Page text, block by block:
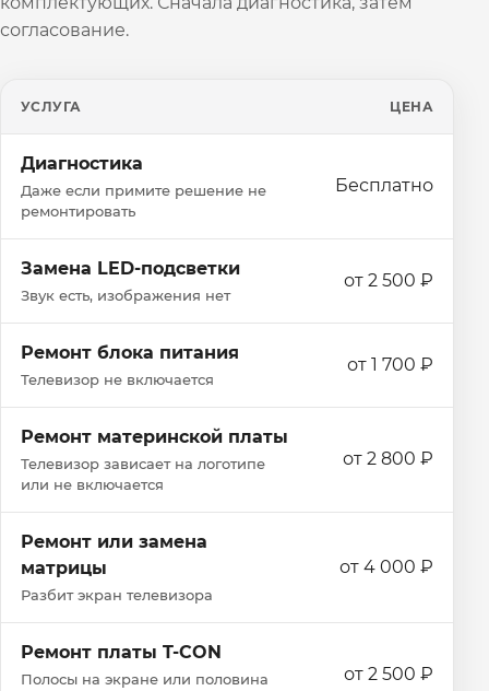
согласование.
УСЛУГА ЦЕНА
Диагностика
Даже если примите решение не
ремонтировать
Бесплатно
Замена LED-подсветки
Звук есть, изображения нет
от 2 500 ₽
Ремонт блока питания
Телевизор не включается
от 1 700 ₽
Ремонт материнской платы
Телевизор зависает на логотипе
или не включается
от 2 800 ₽
Ремонт или замена
матрицы
Разбит экран телевизора
от 4 000 ₽
Ремонт платы T-CON
Полосы на экране или половина
от 2 500 ₽